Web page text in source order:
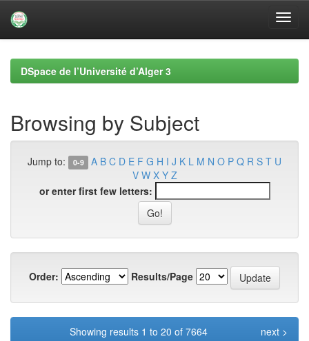
navigationDSpace de l’Université d’Alger 3
Browsing by Subject
Jump to: 0-9 A B C D E F G H I J K L M N O P Q R S T U
V W X Y Z
or enter first few letters:
Order: Results/Page
Showing results 1 to 20 of 7664 next >